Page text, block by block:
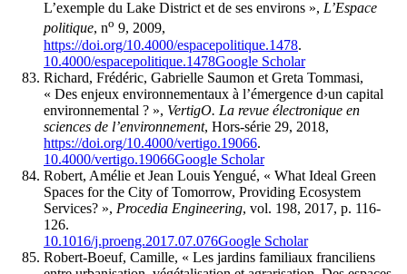
L’exemple du Lake District et de ses environs », L’Espace
politique, no 9, 2009,
https://doi.org/10.4000/espacepolitique.1478.
10.4000/espacepolitique.1478Google Scholar
Richard, Frédéric, Gabrielle Saumon et Greta Tommasi,
« Des enjeux environnementaux à l’émergence d›un capital
environnemental ? », VertigO. La revue électronique en
sciences de l’environnement, Hors-série 29, 2018,
https://doi.org/10.4000/vertigo.19066.
10.4000/vertigo.19066Google Scholar
Robert, Amélie et Jean Louis Yengué, « What Ideal Green
Spaces for the City of Tomorrow, Providing Ecosystem
Services? », Procedia Engineering, vol. 198, 2017, p. 116-
126.
10.1016/j.proeng.2017.07.076Google Scholar
Robert-Boeuf, Camille, « Les jardins familiaux franciliens